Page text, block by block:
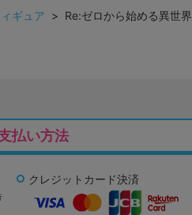
ギュア > Re:ゼロから始める異世
払い方法
クレジットカード決済